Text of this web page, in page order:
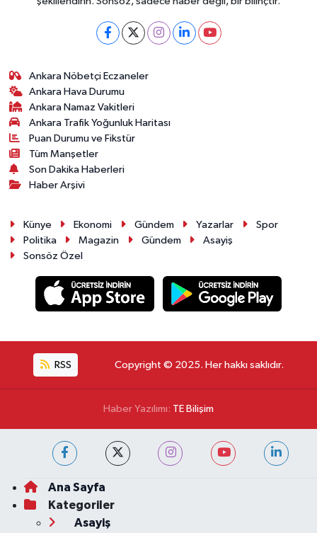
Ankara Nöbetçi Eczaneler
Ankara Hava Durumu
Ankara Namaz Vakitleri
Ankara Trafik Yoğunluk Haritası
Puan Durumu ve Fikstür
Tüm Manşetler
Son Dakika Haberleri
Haber Arşivi
Künye Ekonomi Gündem Yazarlar
Spor
Politika
Magazin Gündem
Asayiş
Sonsöz Özel
RSS Copyright © 2025. Her hakkı saklıdır.
Haber Yazılımı: TE Bilişim
Ana Sayfa
Kategoriler
Asayiş